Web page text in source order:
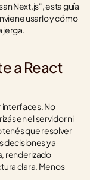
Next.js", esta guía
usarlo y cómo
jerga.
a React
interfaces. No
en el servidor ni
tenés que resolver
decisiones ya
renderizado
clara. Menos